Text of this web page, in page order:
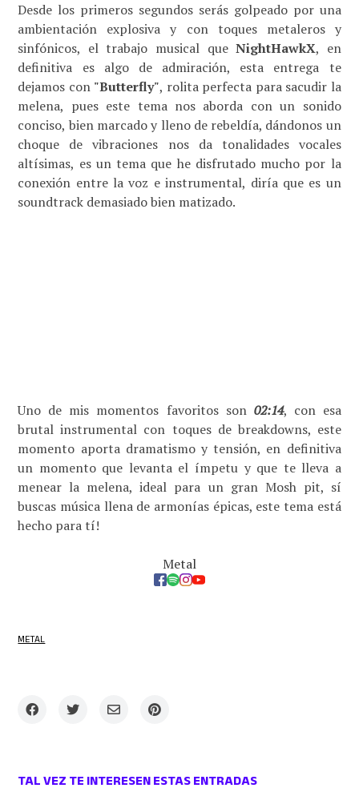
Desde los primeros segundos serás golpeado por una
ambientación explosiva y con toques metaleros y
sinfónicos, el trabajo musical queNightHawkX, en
definitiva es algo de admiración, esta entrega te
dejamos con "Butterfly", rolita perfecta para sacudir la
melena, pues este tema nos aborda con un sonido
conciso, bien marcado y lleno de rebeldía, dándonos un
choque de vibraciones nos da tonalidades vocales
altísimas, es un tema que he disfrutado mucho por la
conexión entre la voz e instrumental, diría que es un
soundtrack demasiado bien matizado.
Uno de mis momentos favoritos son 02:14, con esa
brutal instrumental con toques de breakdowns, este
momento aporta dramatismo y tensión, en definitiva
un momento que levanta el ímpetu y que te lleva a
menear la melena, ideal para un gran Mosh pit, sí
buscas música llena de armonías épicas, este tema está
hecho para tí!
Metal
METAL
TAL VEZ TE INTERESEN ESTAS ENTRADAS